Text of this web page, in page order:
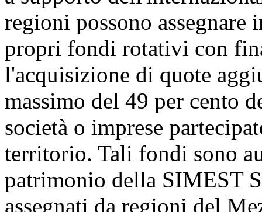
regioni possono assegnare
propri fondi rotativi con
l'acquisizione di quote
massimo del 49 per cento
società o imprese
territorio. Tali fondi sono
patrimonio della SIMEST
assegnati da regioni del